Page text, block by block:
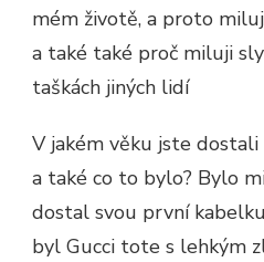
mém životě, a proto
a také také proč miluji
taškách jiných lidí
V jakém věku jste
a také co to bylo? Bylo
dostal svou první
byl Gucci tote s lehkým